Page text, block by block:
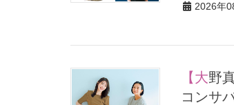
2026年
【大野真理子さん×佐藤佳菜子さん】が力説！「Tシャツ苦手」な
コンサ